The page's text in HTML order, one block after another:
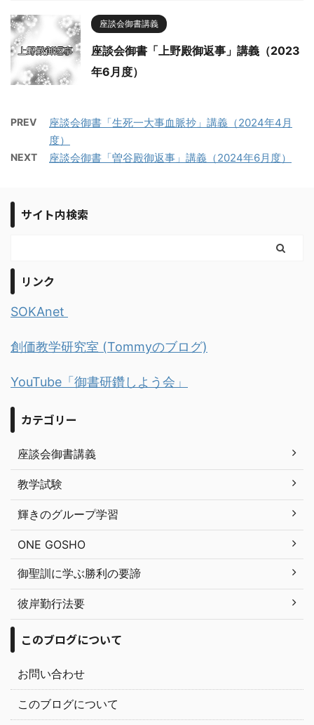
座談会御書講義
座談会御書「上野殿御返事」講義（2023
年6月度）
PREV
座談会御書「生死一大事血脈抄」講義（2024年4月
度）
NEXT 座談会御書「曽谷殿御返事」講義（2024年6月度）
サイト内検索
リンク
SOKAnet
創価教学研究室 (Tommyのブログ)
YouTube「御書研鑽しよう会」
カテゴリー
座談会御書講義
教学試験
輝きのグループ学習
ONE GOSHO
御聖訓に学ぶ勝利の要諦
彼岸勤行法要
このブログについて
お問い合わせ
このブログについて